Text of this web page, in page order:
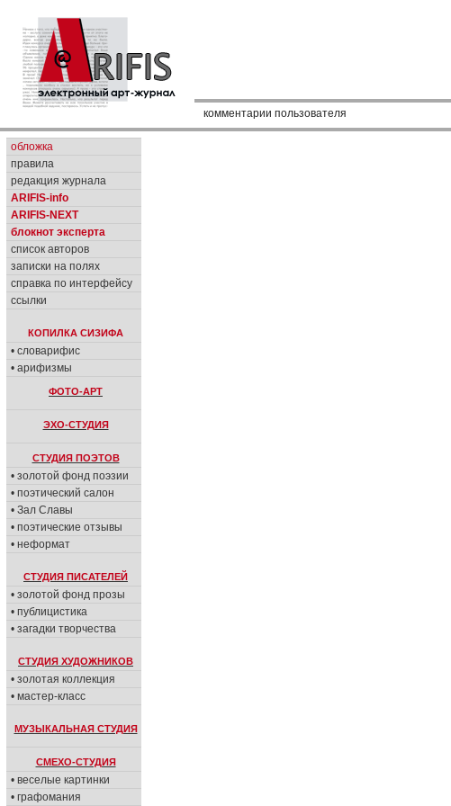
комментарии пользователя
обложка
правила
редакция журнала
ARIFIS-info
ARIFIS-NEXT
блокнот эксперта
список авторов
записки на полях
справка по интерфейсу
ссылки
КОПИЛКА СИЗИФА
• словарифис
• арифизмы
ФОТО-АРТ
ЭХО-СТУДИЯ
СТУДИЯ ПОЭТОВ
• золотой фонд поэзии
• поэтический салон
• Зал Славы
• поэтические отзывы
• неформат
СТУДИЯ ПИСАТЕЛЕЙ
• золотой фонд прозы
• публицистика
• загадки творчества
СТУДИЯ ХУДОЖНИКОВ
• золотая коллекция
• мастер-класс
МУЗЫКАЛЬНАЯ СТУДИЯ
СМЕХО-СТУДИЯ
• веселые картинки
• графомания